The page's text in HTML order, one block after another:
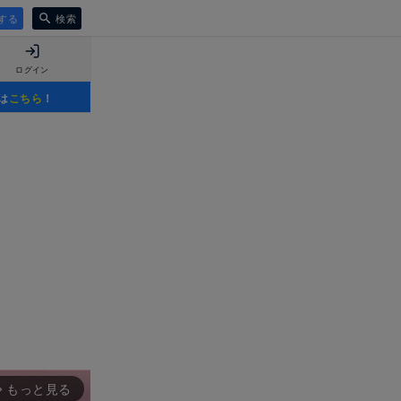
る 検索
ログイン
こちら ！
もっと見る